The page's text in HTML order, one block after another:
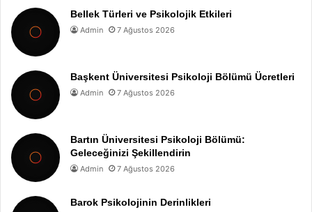
Bellek Türleri ve Psikolojik Etkileri
Admin 7 Ağustos 2026
Başkent Üniversitesi Psikoloji Bölümü Ücretleri
Admin 7 Ağustos 2026
Bartın Üniversitesi Psikoloji Bölümü:
Geleceğinizi Şekillendirin
Admin 7 Ağustos 2026
Barok Psikolojinin Derinlikleri